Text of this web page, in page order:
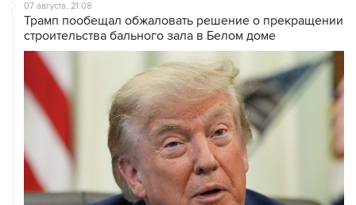
07 августа, 21:08
Трамп пообещал обжаловать решение о прекращении
строительства бального зала в Белом доме